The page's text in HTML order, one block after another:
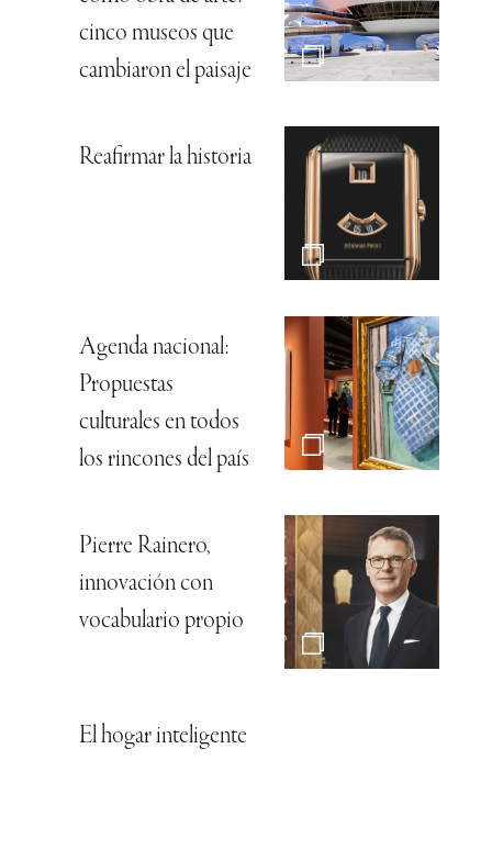
cinco museos que
cambiaron el paisaje
Reafirmar la historia
Agenda nacional:
Propuestas
culturales en todos
los rincones del país
Pierre Rainero,
innovación con
vocabulario propio
El hogar inteligente